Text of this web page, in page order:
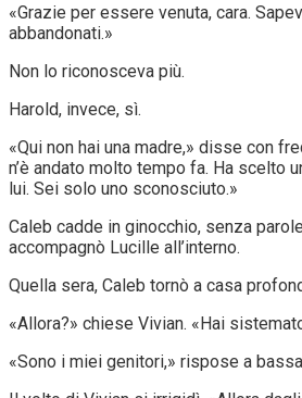
«Grazie per essere venuta, cara.
abbandonati.»
Non lo riconosceva più.
Harold, invece, sì.
«Qui non hai una madre,» disse con
n’è andato molto tempo fa. Ha scelto
lui. Sei solo uno sconosciuto.»
Caleb cadde in ginocchio, senza
accompagnò Lucille all’interno.
Quella sera, Caleb tornò a casa
«Allora?» chiese Vivian. «Hai
«Sono i miei genitori,» rispose a